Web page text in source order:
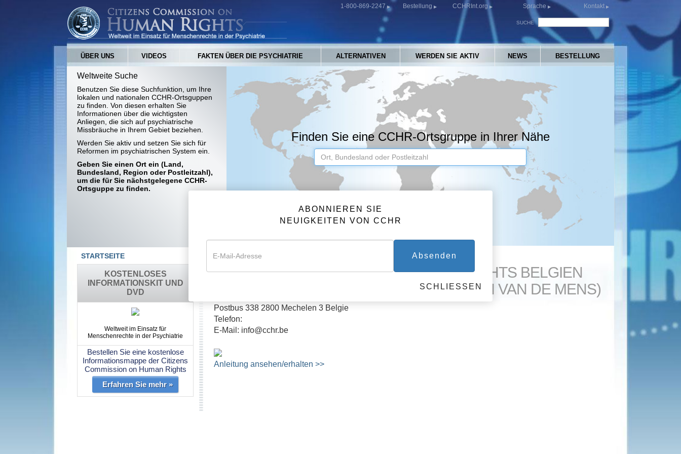
1-800-869-2247 Bestellung CCHRInt.org Sprache Kontakt
SUCHE
ÜBER UNS VIDEOS FAKTEN ÜBER DIE PSYCHIATRIE ALTERNATIVEN WERDEN SIE AKTIV NEWS BESTELLUNG
Weltweite Suche
Benutzen Sie diese Suchfunktion, um Ihre
lokalen und nationalen CCHR-Ortsguppen
zu finden. Von diesen erhalten Sie
Informationen über die wichtigsten
Anliegen, die sich auf psychiatrische
Missbräuche in Ihrem Gebiet beziehen.
Werden Sie aktiv und setzen Sie sich für
Reformen im psychiatrischen System ein.
Geben Sie einen Ort ein (Land,
Bundesland, Region oder Postleitzahl),
um die für Sie nächstgelegene CCHR-
Ortsguppe zu finden.
Finden Sie eine CCHR-Ortsgruppe in Ihrer Nähe
STARTSEITE
CITIZENS COMMISSION ON HUMAN RIGHTS BELGIEN
(BELGISCH COMITE VOOR DE RECHTEN VAN DE MENS)
Postbus 338 2800 Mechelen 3 Belgie
Telefon:
E-Mail: info@cchr.be
Anleitung ansehen/erhalten >>
KOSTENLOSES
INFORMATIONSKIT UND
DVD
Weltweit im Einsatz für
Menschenrechte in der Psychiatrie
Bestellen Sie eine kostenlose
Informationsmappe der Citizens
Commission on Human Rights
Erfahren Sie mehr »
ABONNIEREN SIE
NEUIGKEITEN VON CCHR
Absenden
SCHLIESSEN